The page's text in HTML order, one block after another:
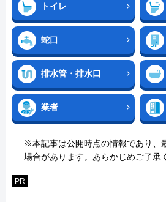
トイレ
蛇口
排水管・排水口
業者
※本記事は公開時点の情報であり、
場合があります。あらかじめご了承
PR